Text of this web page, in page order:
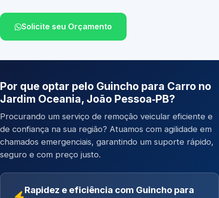
Solicite seu Orçamento
Por que optar pelo Guincho para Carro no
Jardim Oceania, João Pessoa‑PB?
Procurando um serviço de remoção veicular eficiente e
de confiança na sua região? Atuamos com agilidade em
chamados emergenciais, garantindo um suporte rápido,
seguro e com preço justo.
Rapidez e eficiência com Guincho para